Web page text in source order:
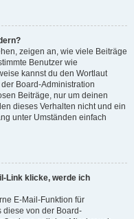
zeigen an, wie viele Beiträge
Benutzer wie
kannst du den Wortlaut
Board-Administration
Beiträge, nur um deinen
dieses Verhalten nicht und ein
unter Umständen einfach
Link klicke, werde ich
E-Mail-Funktion für
diese von der Board-